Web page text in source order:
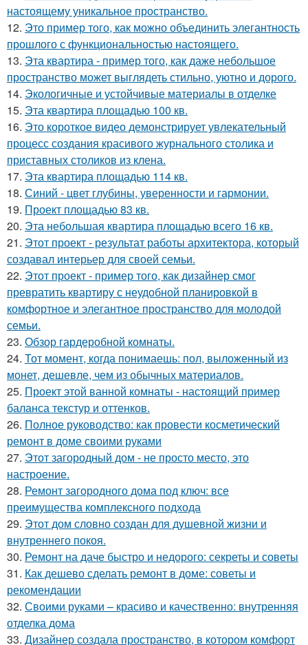
настоящему уникальное пространство.
12. Это пример того, как можно объединить элегантность
прошлого с функциональностью настоящего.
13. Эта квартира - пример того, как даже небольшое
пространство может выглядеть стильно, уютно и дорого.
14. Экологичные и устойчивые материалы в отделке
15. Эта квартира площадью 100 кв.
16. Это короткое видео демонстрирует увлекательный
процесс создания красивого журнального столика и
приставных столиков из клена.
17. Эта квартира площадью 114 кв.
18. Синий - цвет глубины, уверенности и гармонии.
19. Проект площадью 83 кв.
20. Эта небольшая квартира площадью всего 16 кв.
21. Этот проект - результат работы архитектора, который
создавал интерьер для своей семьи.
22. Этот проект - пример того, как дизайнер смог
превратить квартиру с неудобной планировкой в
комфортное и элегантное пространство для молодой
семьи.
23. Обзор гардеробной комнаты.
24. Тот момент, когда понимаешь: пол, выложенный из
монет, дешевле, чем из обычных материалов.
25. Проект этой ванной комнаты - настоящий пример
баланса текстур и оттенков.
26. Полное руководство: как провести косметический
ремонт в доме своими руками
27. Этот загородный дом - не просто место, это
настроение.
28. Ремонт загородного дома под ключ: все
преимущества комплексного подхода
29. Этот дом словно создан для душевной жизни и
внутреннего покоя.
30. Ремонт на даче быстро и недорого: секреты и советы
31. Как дешево сделать ремонт в доме: советы и
рекомендации
32. Своими руками – красиво и качественно: внутренняя
отделка дома
33. Дизайнер создала пространство, в котором комфорт